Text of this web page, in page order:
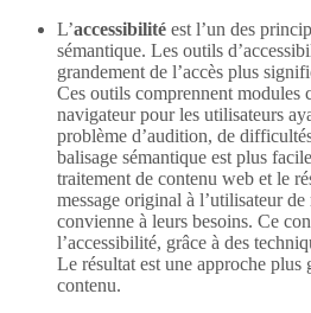
L’accessibilité est l’un des
sémantique. Les outils
grandement de l’accès plus
Ces outils comprennent modules
navigateur pour les utilisateurs
problème d’audition, de
balisage sémantique est plus
traitement de contenu web et le
message original à l’utilisateur de
convienne à leurs besoins. Ce
l’accessibilité, grâce à des
Le résultat est une approche
contenu.